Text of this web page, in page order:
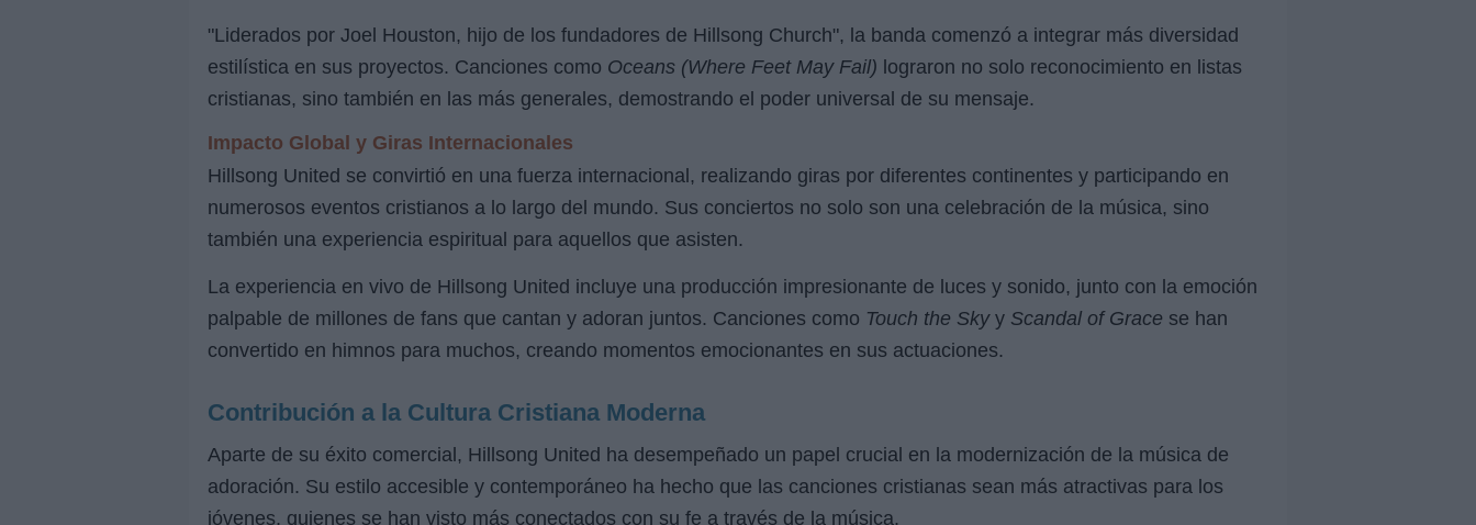
"Liderados por Joel Houston, hijo de los fundadores de Hillsong Church", la banda comenzó a integrar más diversidad
estilística en sus proyectos. Canciones como Oceans (Where Feet May Fail) lograron no solo reconocimiento en listas
cristianas, sino también en las más generales, demostrando el poder universal de su mensaje.
Impacto Global y Giras Internacionales
Hillsong United se convirtió en una fuerza internacional, realizando giras por diferentes continentes y participando en
numerosos eventos cristianos a lo largo del mundo. Sus conciertos no solo son una celebración de la música, sino
también una experiencia espiritual para aquellos que asisten.
La experiencia en vivo de Hillsong United incluye una producción impresionante de luces y sonido, junto con la emoción
palpable de millones de fans que cantan y adoran juntos. Canciones como Touch the Skyy Scandal of Grace se han
convertido en himnos para muchos, creando momentos emocionantes en sus actuaciones.
Contribución a la Cultura Cristiana Moderna
Aparte de su éxito comercial, Hillsong United ha desempeñado un papel crucial en la modernización de la música de
adoración. Su estilo accesible y contemporáneo ha hecho que las canciones cristianas sean más atractivas para los
jóvenes, quienes se han visto más conectados con su fe a través de la música.